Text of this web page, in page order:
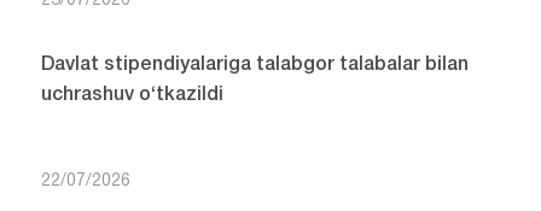
Davlat stipendiyalariga talabgor talabalar bilan
uchrashuv o‘tkazildi
22/07/2026